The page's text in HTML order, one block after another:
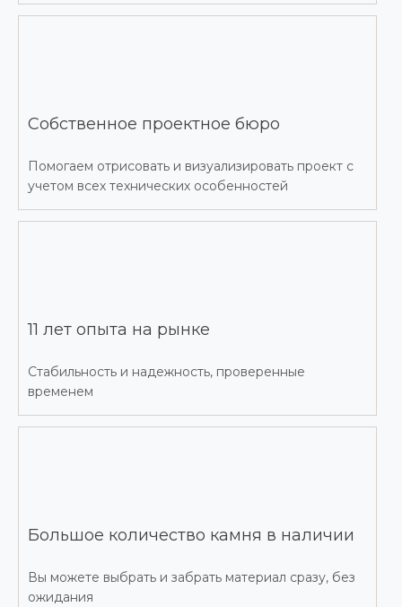
Собственное проектное бюро
Помогаем отрисовать и визуализировать проект с
учетом всех технических особенностей
11 лет опыта на рынке
Стабильность и надежность, проверенные
временем
Большое количество камня в наличии
Вы можете выбрать и забрать материал сразу, без
ожидания